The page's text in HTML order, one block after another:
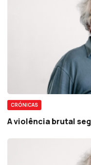
CRÓNICAS
A violência brutal